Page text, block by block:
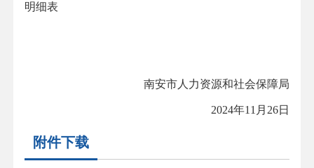
明细表
南安市人力资源和社会保障局
2024年11月26日
附件下载